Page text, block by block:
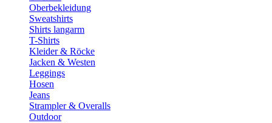
Oberbekleidung
Sweatshirts
Shirts langarm
T-Shirts
Kleider & Röcke
Jacken & Westen
Leggings
Hosen
Jeans
Strampler & Overalls
Outdoor